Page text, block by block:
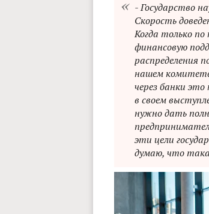
- Государство
Скорость
Когда только по
финансовую
распределения
нашем комитете
через банки
в своем
нужно дать
эти цели
думаю, что